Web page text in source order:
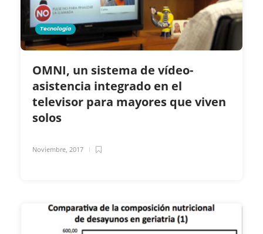
Tecnología
OMNI, un sistema de vídeo-
asistencia integrado en el
televisor para mayores que viven
solos
Noviembre, 2017